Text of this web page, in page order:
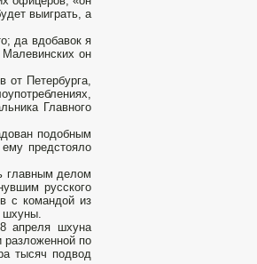
выиграть, а
да вдобавок я
он
от Петербурга,
Главного
подобным
предстояло
главным делом
русского
с командой из
шхуны.
апреля шхуна
разложенной по
тысяч подвод